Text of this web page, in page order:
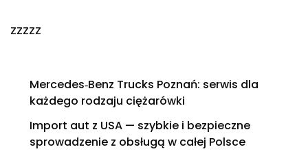
zzzzz
Mercedes‑Benz Trucks Poznań: serwis dla
każdego rodzaju ciężarówki
Import aut z USA — szybkie i bezpieczne
sprowadzenie z obsługą w całej Polsce